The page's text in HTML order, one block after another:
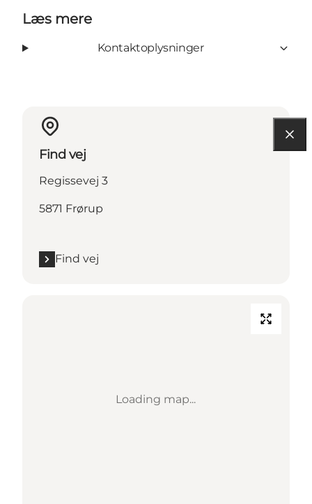
Læs mere
Kontaktoplysninger
Find vej
Regissevej 3
5871 Frørup
Find vej
Loading map...